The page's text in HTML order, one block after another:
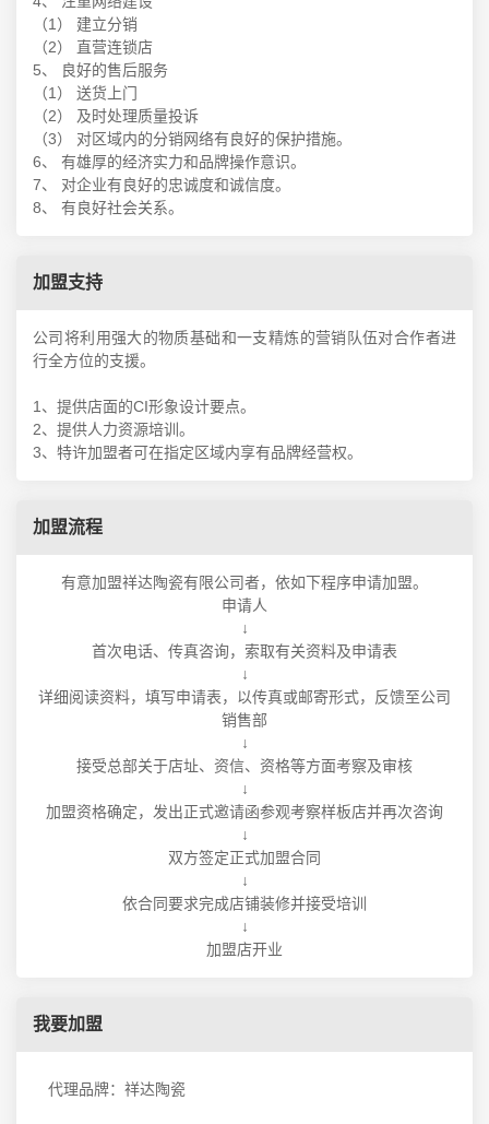
（1） 建立分销
（2） 直营连锁店
5、 良好的售后服务
（1） 送货上门
（2） 及时处理质量投诉
（3） 对区域内的分销网络有良好的保护措施。
6、 有雄厚的经济实力和品牌操作意识。
7、 对企业有良好的忠诚度和诚信度。
8、 有良好社会关系。
加盟支持
公司将利用强大的物质基础和一支精炼的营销队伍对合作者进
行全方位的支援。
1、提供店面的CI形象设计要点。
2、提供人力资源培训。
3、特许加盟者可在指定区域内享有品牌经营权。
加盟流程
有意加盟祥达陶瓷有限公司者，依如下程序申请加盟。
申请人
↓
首次电话、传真咨询，索取有关资料及申请表
↓
详细阅读资料，填写申请表，以传真或邮寄形式，反馈至公司
销售部
↓
接受总部关于店址、资信、资格等方面考察及审核
↓
加盟资格确定，发出正式邀请函参观考察样板店并再次咨询
↓
双方签定正式加盟合同
↓
依合同要求完成店铺装修并接受培训
↓
加盟店开业
我要加盟
代理品牌：祥达陶瓷